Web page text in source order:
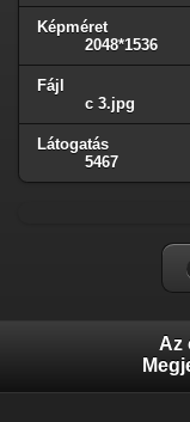
Képméret
2048*1536
Fájl
c 3.jpg
Látogatás
5467
Az